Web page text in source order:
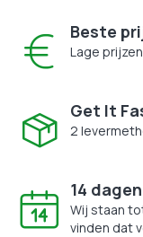
Beste
Lage
Get It
2
14
Wij staan
vinden dat